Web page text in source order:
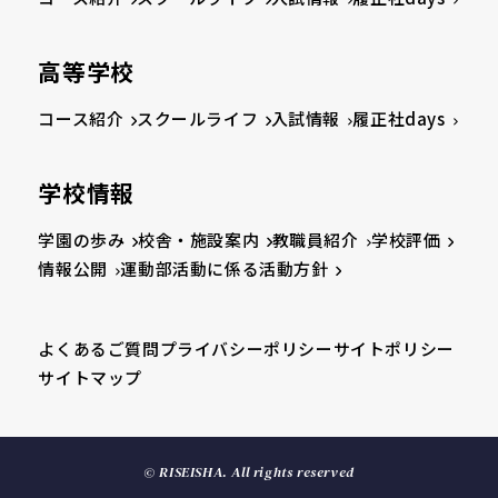
高等学校
コース紹介 スクールライフ 入試情報 履正社days
学校情報
学園の歩み 校舎・施設案内 教職員紹介
学校評価
情報公開
運動部活動に係る活動方針
よくあるご質問プライバシーポリシーサイトポリシー
サイトマップ
© RISEISHA. All rights reserved